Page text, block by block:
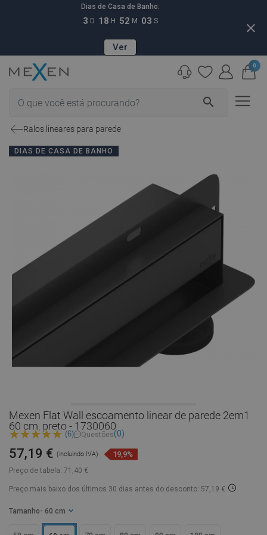
Dias de Casa de Banho:
3 D 18 H 52 M 02 S
Ver
close
search
0
Ralos lineares para parede
DIAS DE CASA DE BANHO
Mexen Flat Wall escoamento linear de parede 2em1
60 cm, preto - 1730060
(6) Questões(0)
Preço de tabela: 71,40 €
57,19 € (incluindo IVA) 19,9%
Preço mais baixo dos últimos 30 dias antes do desconto: 57,19 €
Tamanho - 60 cm